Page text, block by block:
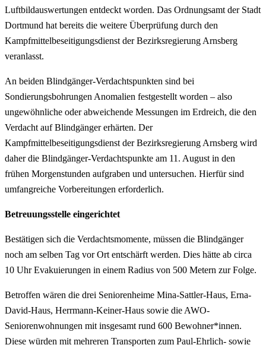
Luftbildauswertungen entdeckt worden. Das Ordnungsamt der Stadt
Dortmund hat bereits die weitere Überprüfung durch den
Kampfmittelbeseitigungsdienst der Bezirksregierung Arnsberg
veranlasst.
An beiden Blindgänger-Verdachtspunkten sind bei
Sondierungsbohrungen Anomalien festgestellt worden – also
ungewöhnliche oder abweichende Messungen im Erdreich, die den
Verdacht auf Blindgänger erhärten. Der
Kampfmittelbeseitigungsdienst der Bezirksregierung Arnsberg wird
daher die Blindgänger-Verdachtspunkte am 11. August in den
frühen Morgenstunden aufgraben und untersuchen. Hierfür sind
umfangreiche Vorbereitungen erforderlich.
Betreuungsstelle eingerichtet
Bestätigen sich die Verdachtsmomente, müssen die Blindgänger
noch am selben Tag vor Ort entschärft werden. Dies hätte ab circa
10 Uhr Evakuierungen in einem Radius von 500 Metern zur Folge.
Betroffen wären die drei Seniorenheime Mina-Sattler-Haus, Erna-
David-Haus, Herrmann-Keiner-Haus sowie die AWO-
Seniorenwohnungen mit insgesamt rund 600 Bewohner*innen.
Diese würden mit mehreren Transporten zum Paul-Ehrlich- sowie